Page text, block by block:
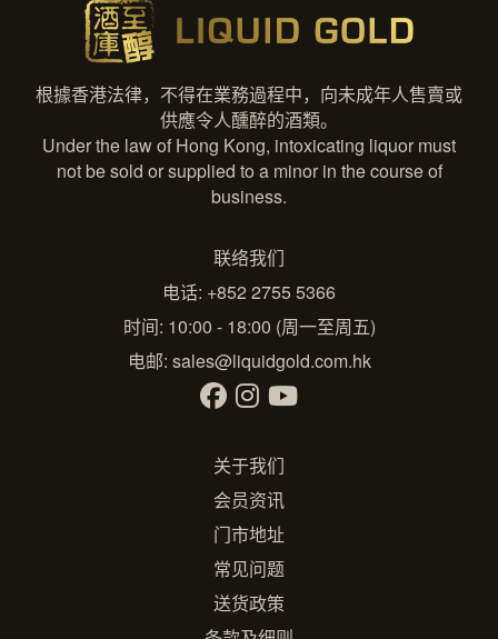
根據香港法律，不得在業務過程中，向未成年人售賣或
供應令人醺醉的酒類。
Under the law of Hong Kong, intoxicating liquor must
not be sold or supplied to a minor in the course of
business.
联络我们
电话: +852 2755 5366
时间: 10:00 - 18:00 (周一至周五)
电邮: sales@liquidgold.com.hk
关于我们
会员资讯
门市地址
常见问题
送货政策